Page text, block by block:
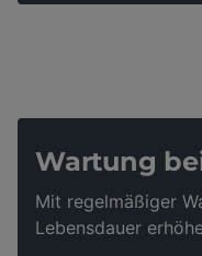
Wartung
Mit regelmäßiger
Lebensdauer